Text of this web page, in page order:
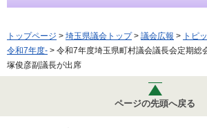
トップページ > 埼玉県議会トップ> 議会広報 > トピ
令和7年度- > 令和7年度埼玉県町村議会議長会定期総
塚俊彦副議長が出席
ページの先頭へ戻る